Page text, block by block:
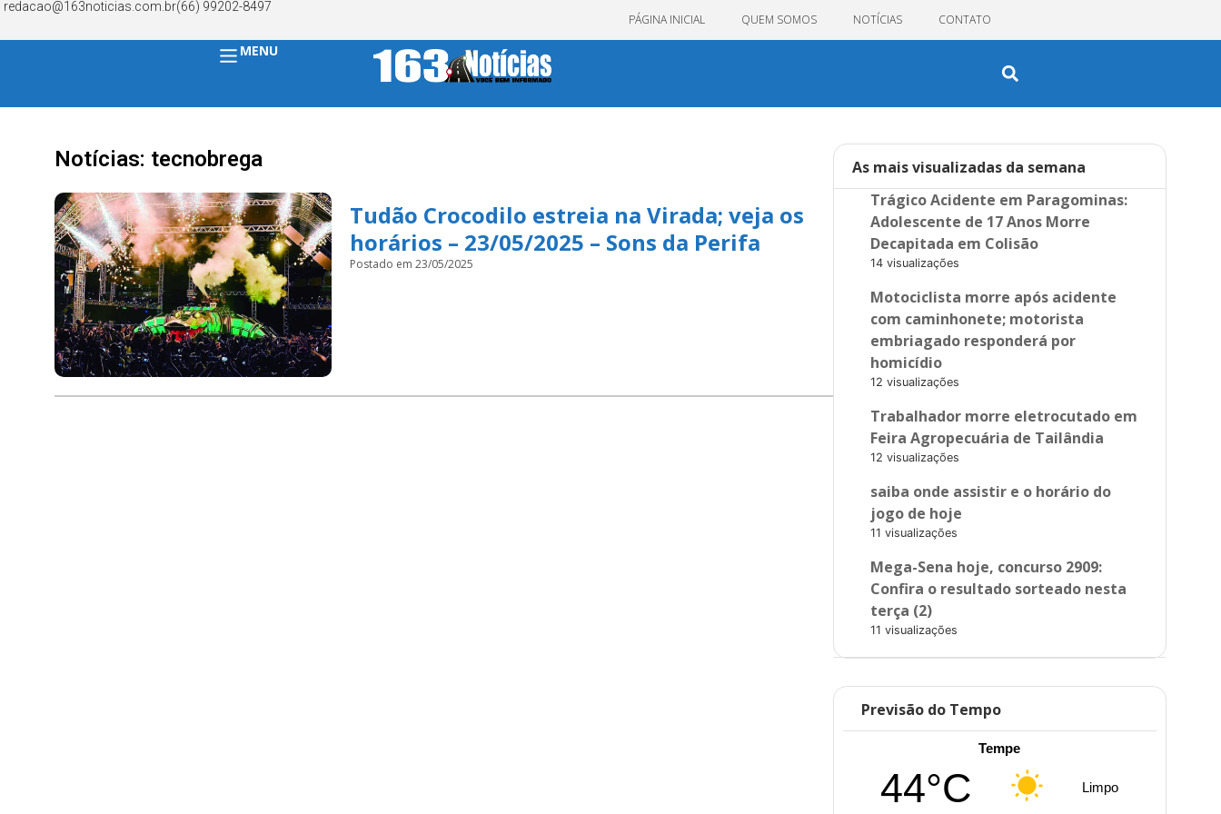
redacao@163noticias.com.br(66) 99202-8497
PÁGINA INICIAL QUEM SOMOS NOTÍCIAS CONTATO
MENU
Notícias: tecnobrega
Tudão Crocodilo estreia na Virada; veja os
horários – 23/05/2025 – Sons da Perifa
Postado em 23/05/2025
As mais visualizadas da semana
Trágico Acidente em Paragominas:
Adolescente de 17 Anos Morre
Decapitada em Colisão
14 visualizações
Motociclista morre após acidente
com caminhonete; motorista
embriagado responderá por
homicídio
12 visualizações
Trabalhador morre eletrocutado em
Feira Agropecuária de Tailândia
12 visualizações
saiba onde assistir e o horário do
jogo de hoje
11 visualizações
Mega-Sena hoje, concurso 2909:
Confira o resultado sorteado nesta
terça (2)
11 visualizações
Previsão do Tempo
Tempe
44°C Limpo